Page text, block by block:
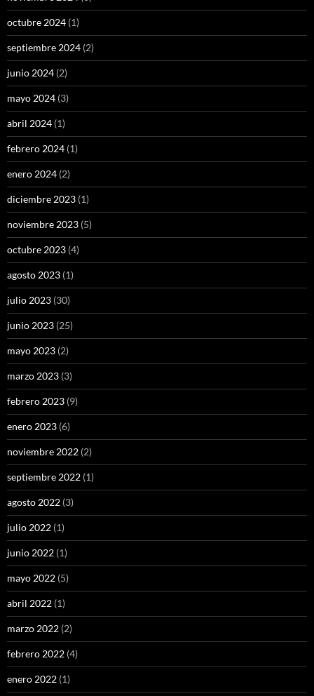
octubre 2024 (1)
septiembre 2024 (2)
junio 2024 (2)
mayo 2024 (3)
abril 2024 (1)
febrero 2024 (1)
enero 2024 (2)
diciembre 2023 (1)
noviembre 2023 (5)
octubre 2023 (4)
agosto 2023 (1)
julio 2023 (30)
junio 2023 (25)
mayo 2023 (2)
marzo 2023 (3)
febrero 2023 (9)
enero 2023 (6)
noviembre 2022 (2)
septiembre 2022 (1)
agosto 2022 (3)
julio 2022 (1)
junio 2022 (1)
mayo 2022 (5)
abril 2022 (1)
marzo 2022 (2)
febrero 2022 (4)
enero 2022 (1)